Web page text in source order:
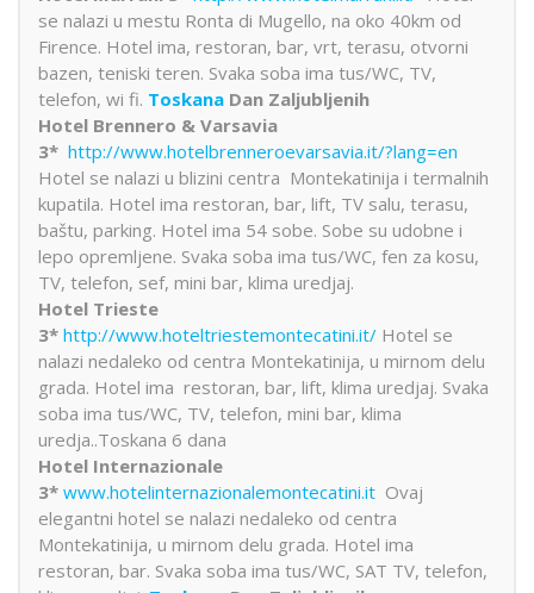
se nalazi u mestu Ronta di Mugello, na oko 40km od
Firence. Hotel ima, restoran, bar, vrt, terasu, otvorni
bazen, teniski teren. Svaka soba ima tus/WC, TV,
telefon, wi fi. Toskana Dan Zaljubljenih
Hotel Brennero & Varsavia
3* http://www.hotelbrenneroevarsavia.it/?lang=en
Hotel se nalazi u blizini centra Montekatinija i termalnih
kupatila. Hotel ima restoran, bar, lift, TV salu, terasu,
baštu, parking. Hotel ima 54 sobe. Sobe su udobne i
lepo opremljene. Svaka soba ima tus/WC, fen za kosu,
TV, telefon, sef, mini bar, klima uredjaj.
Hotel Trieste
3* http://www.hoteltriestemontecatini.it/ Hotel se
nalazi nedaleko od centra Montekatinija, u mirnom delu
grada. Hotel ima restoran, bar, lift, klima uredjaj. Svaka
soba ima tus/WC, TV, telefon, mini bar, klima
uredja..Toskana 6 dana
Hotel Internazionale
3* www.hotelinternazionalemontecatini.it Ovaj
elegantni hotel se nalazi nedaleko od centra
Montekatinija, u mirnom delu grada. Hotel ima
restoran, bar. Svaka soba ima tus/WC, SAT TV, telefon,